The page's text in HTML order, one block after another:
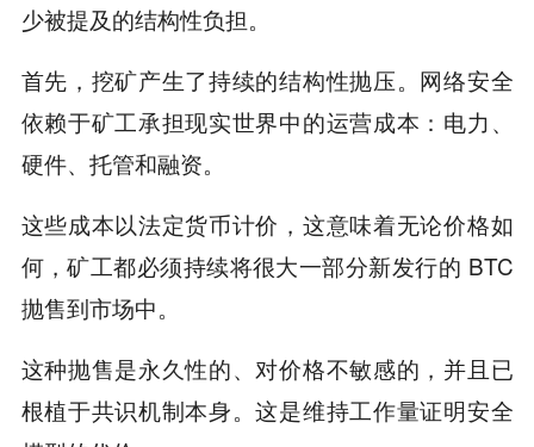
少被提及的结构性负担。
首先，挖矿产生了持续的结构性抛压。网络安全
依赖于矿工承担现实世界中的运营成本：电力、
硬件、托管和融资。
这些成本以法定货币计价，这意味着无论价格如
何，矿工都必须持续将很大一部分新发行的 BTC
抛售到市场中。
这种抛售是永久性的、对价格不敏感的，并且已
根植于共识机制本身。这是维持工作量证明安全